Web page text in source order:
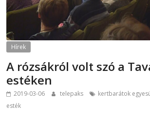
Hírek
A rózsákról volt szó a
estéken
2019-03-06 telepaks kertbarátok
esték